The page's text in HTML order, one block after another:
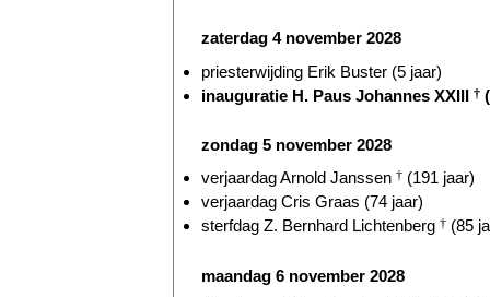
zaterdag 4 november 2028
priesterwijding Erik Buster (5 jaar)
inauguratie H. Paus Johannes XXIII †
zondag 5 november 2028
verjaardag Arnold Janssen † (191 jaar)
verjaardag Cris Graas (74 jaar)
sterfdag Z. Bernhard Lichtenberg † (85
maandag 6 november 2028